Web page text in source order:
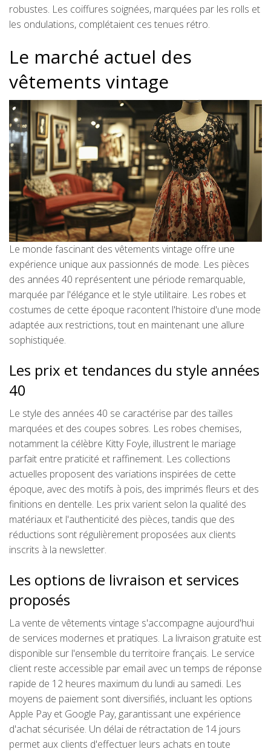
robustes. Les coiffures soignées, marquées par les rolls et
les ondulations, complétaient ces tenues rétro.
Le marché actuel des
vêtements vintage
Le monde fascinant des vêtements vintage offre une
expérience unique aux passionnés de mode. Les pièces
des années 40 représentent une période remarquable,
marquée par l'élégance et le style utilitaire. Les robes et
costumes de cette époque racontent l'histoire d'une mode
adaptée aux restrictions, tout en maintenant une allure
sophistiquée.
Les prix et tendances du style années
40
Le style des années 40 se caractérise par des tailles
marquées et des coupes sobres. Les robes chemises,
notamment la célèbre Kitty Foyle, illustrent le mariage
parfait entre praticité et raffinement. Les collections
actuelles proposent des variations inspirées de cette
époque, avec des motifs à pois, des imprimés fleurs et des
finitions en dentelle. Les prix varient selon la qualité des
matériaux et l'authenticité des pièces, tandis que des
réductions sont régulièrement proposées aux clients
inscrits à la newsletter.
Les options de livraison et services
proposés
La vente de vêtements vintage s'accompagne aujourd'hui
de services modernes et pratiques. La livraison gratuite est
disponible sur l'ensemble du territoire français. Le service
client reste accessible par email avec un temps de réponse
rapide de 12 heures maximum du lundi au samedi. Les
moyens de paiement sont diversifiés, incluant les options
Apple Pay et Google Pay, garantissant une expérience
d'achat sécurisée. Un délai de rétractation de 14 jours
permet aux clients d'effectuer leurs achats en toute